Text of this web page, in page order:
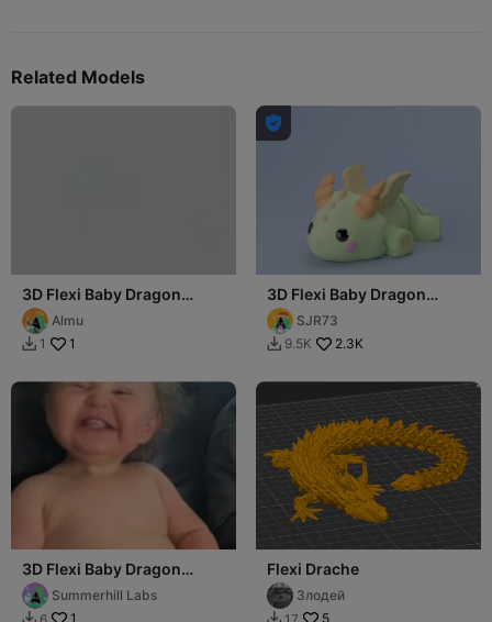
Related Models
3D Flexi Baby Dragon
Keychain (Limited Time
Free) UniQrint
Almu
 1 1

3D Flexi Baby Dragon
Keychain (Limited Time
Free) UniQrint
SJR73
 9.5K 2.3K
3D Flexi Baby Dragon
Keychain (Limited Time
Free) UniQrint
Summerhill Labs
1
Flexi Drache
Злодей
5